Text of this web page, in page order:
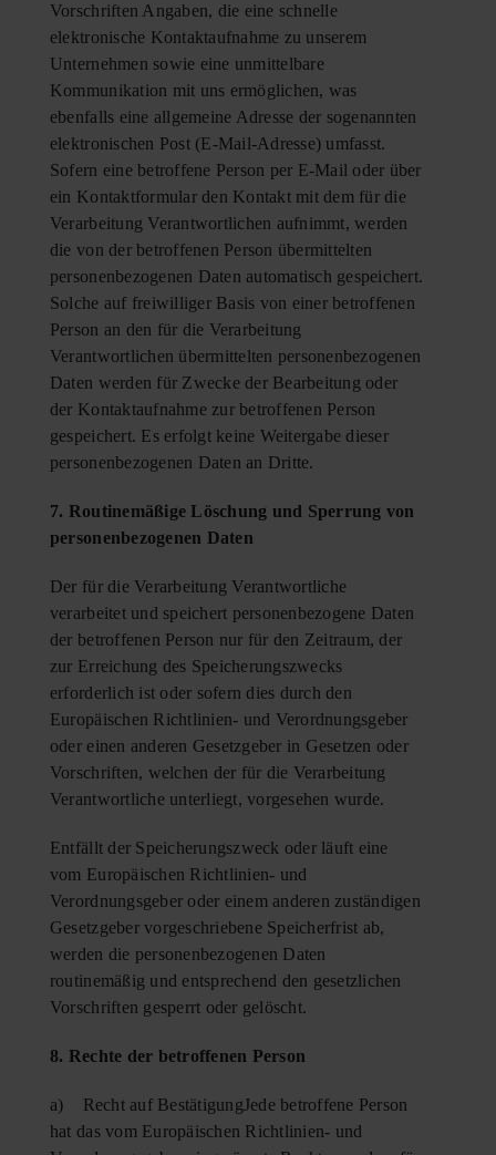
Vorschriften Angaben, die eine schnelle
elektronische Kontaktaufnahme zu unserem
Unternehmen sowie eine unmittelbare
Kommunikation mit uns ermöglichen, was
ebenfalls eine allgemeine Adresse der sogenannten
elektronischen Post (E-Mail-Adresse) umfasst.
Sofern eine betroffene Person per E-Mail oder über
ein Kontaktformular den Kontakt mit dem für die
Verarbeitung Verantwortlichen aufnimmt, werden
die von der betroffenen Person übermittelten
personenbezogenen Daten automatisch gespeichert.
Solche auf freiwilliger Basis von einer betroffenen
Person an den für die Verarbeitung
Verantwortlichen übermittelten personenbezogenen
Daten werden für Zwecke der Bearbeitung oder
der Kontaktaufnahme zur betroffenen Person
gespeichert. Es erfolgt keine Weitergabe dieser
personenbezogenen Daten an Dritte.
7. Routinemäßige Löschung und Sperrung von
personenbezogenen Daten
Der für die Verarbeitung Verantwortliche
verarbeitet und speichert personenbezogene Daten
der betroffenen Person nur für den Zeitraum, der
zur Erreichung des Speicherungszwecks
erforderlich ist oder sofern dies durch den
Europäischen Richtlinien- und Verordnungsgeber
oder einen anderen Gesetzgeber in Gesetzen oder
Vorschriften, welchen der für die Verarbeitung
Verantwortliche unterliegt, vorgesehen wurde.
Entfällt der Speicherungszweck oder läuft eine
vom Europäischen Richtlinien- und
Verordnungsgeber oder einem anderen zuständigen
Gesetzgeber vorgeschriebene Speicherfrist ab,
werden die personenbezogenen Daten
routinemäßig und entsprechend den gesetzlichen
Vorschriften gesperrt oder gelöscht.
8. Rechte der betroffenen Person
a) Recht auf BestätigungJede betroffene Person
hat das vom Europäischen Richtlinien- und